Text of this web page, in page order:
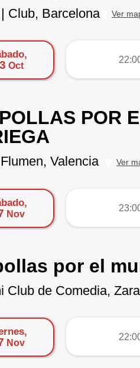
Club, Barcelona Ver
Oct
POR
Valencia Ver
Nov
por el
Club de Comedia,
Nov